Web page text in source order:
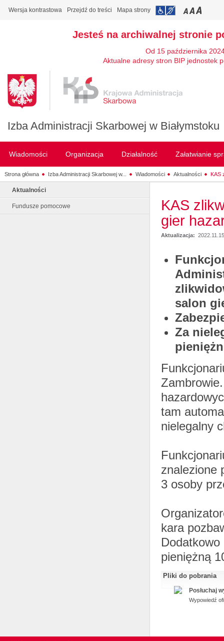
Wersja kontrastowa Przejdź do treści Mapa strony
Jesteś na archiwalnej stronie
Od 15 października
Aktualne adresy stron BIP jednostek
Izba Administracji Skarbowej w Białymstoku
Wiadomości Organizacja Działalność Załatwianie
Strona główna Izba Administracji Skarbowej w... Wiadomości Aktualności KAS
Aktualności
Fundusze pomocowe
KAS
gier
Aktualizacja:
salon
Za
tam
nielegalny
znalezione
3 osoby
kara
pieniężną
Pliki do pobrania
Posłuchaj
Wypowiedź